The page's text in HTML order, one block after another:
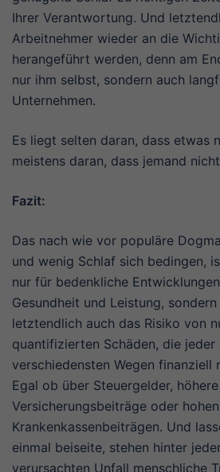
Ihrer Verantwortung. Und
Arbeitnehmer wieder an die
herangeführt werden, denn am
nur ihm selbst, sondern auch
Unternehmen.
Es liegt selten daran, dass etwas
meistens daran, dass jemand
Fazit:
Das nach wie vor populäre
und wenig Schlaf sich bedingen,
nur für bedenkliche
Gesundheit und Leistung,
letztendlich auch das Risiko von
quantifizierten Schäden, die jeder
verschiedensten Wegen finanziell
Egal ob über Steuergelder, höhere
Versicherungsbeiträge oder hohen
Krankenkassenbeiträgen. Und
einmal beiseite, stehen hinter
verursachten Unfall menschliche